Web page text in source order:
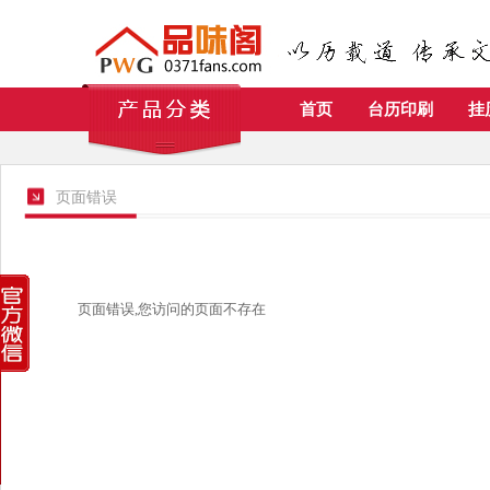
首页 台历印刷 挂
页面错误
页面错误,您访问的页面不存在